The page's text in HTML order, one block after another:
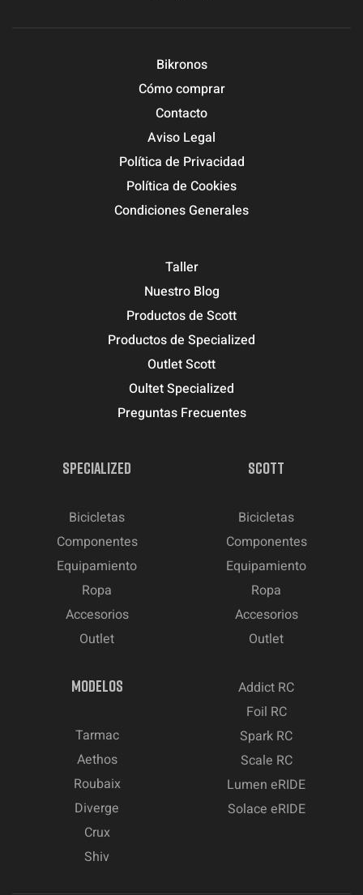
Bikronos
Cómo comprar
Contacto
Aviso Legal
Política de Privacidad
Política de Cookies
Condiciones Generales
Taller
Nuestro Blog
Productos de Scott
Productos de Specialized
Outlet Scott
Oultet Specialized
Preguntas Frecuentes
SPECIALIZED
Bicicletas
Componentes
Equipamiento
Ropa
Accesorios
Outlet
SCOTT
Bicicletas
Componentes
Equipamiento
Ropa
Accesorios
Outlet
MODELOS
Tarmac
Aethos
Roubaix
Diverge
Crux
Shiv
Addict RC
Foil RC
Spark RC
Scale RC
Lumen eRIDE
Solace eRIDE